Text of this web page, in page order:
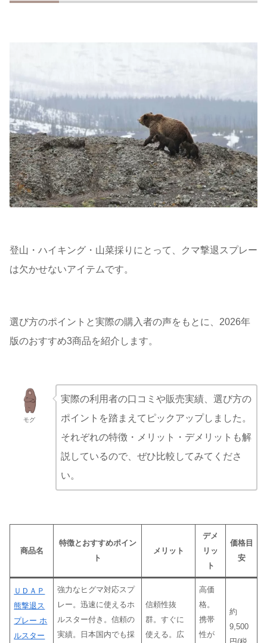
登山・ハイキング・山菜採りにとって、クマ撃退スプレー
は欠かせないアイテムです。
選び方のポイントと実際の購入者の声をもとに、2026年
版のおすすめ3商品を紹介します。
モグ
実際の利用者の口コミや販売実績、選び方の
ポイントを踏まえてピックアップしました。
それぞれの特徴・メリット・デメリットも解
説しているので、ぜひ比較してみてくださ
い。
商品名
特徴とおすすめポイン
ト
メリット
デメ
リッ
ト
価格目
安
ＵＤＡＰ
熊撃退ス
プレー ホ
ルスター
強力なヒグマ対応スプ
レー。迅速に使えるホ
ルスター付き。信頼の
実績。日本国内でも採
信頼性抜
群。すぐに
使える。広
高価
格。
携帯
性が
約
9,500